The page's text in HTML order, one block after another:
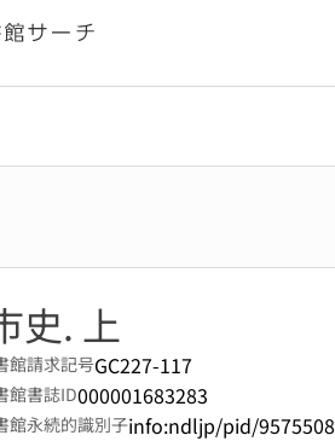
史. 上
館請求記号GC227-117
館書誌ID000001683283
館永続的識別子info:ndljp/pid/9575508